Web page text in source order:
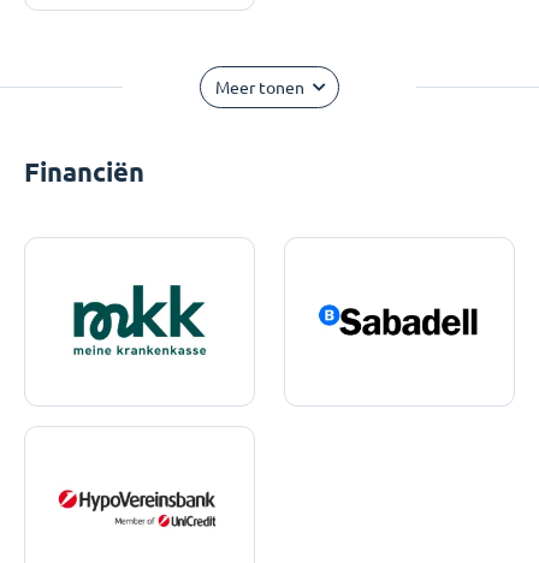
Meer tonen
Financiën